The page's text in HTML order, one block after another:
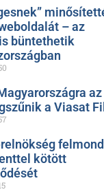
– az
büntethetik
az
a Viasat
kötött